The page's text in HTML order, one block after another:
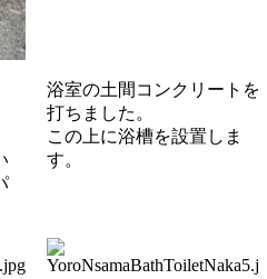
浴室の土間コンクリートを
打ちました。
この上に浴槽を設置しま
す。